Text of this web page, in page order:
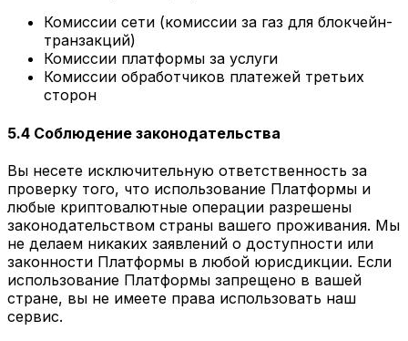
Комиссии сети (комиссии за газ для блокчейн-
транзакций)
Комиссии платформы за услуги
Комиссии обработчиков платежей третьих
сторон
5.4 Соблюдение законодательства
Вы несете исключительную ответственность за
проверку того, что использование Платформы и
любые криптовалютные операции разрешены
законодательством страны вашего проживания. Мы
не делаем никаких заявлений о доступности или
законности Платформы в любой юрисдикции. Если
использование Платформы запрещено в вашей
стране, вы не имеете права использовать наш
сервис.